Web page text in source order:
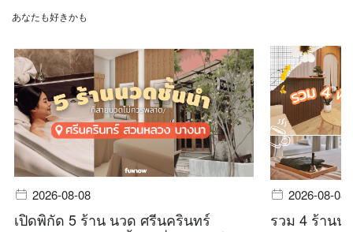
あなたも好きかも
2026-08-08
เปิดพิกัด 5 ร้าน นวด ศรีนครินทร์
2026-08-08
รวม 4 ร้าน